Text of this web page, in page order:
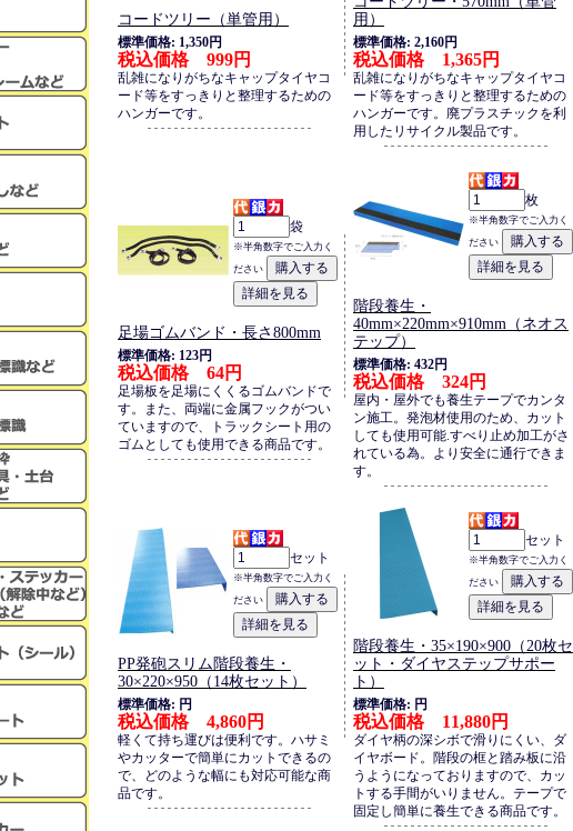
コードツリー（単管用）
標準価格: 1,350円
税込価格 999円
乱雑になりがちなキャップタイヤコ
ード等をすっきりと整理するための
ハンガーです。
用）
標準価格: 2,160円
税込価格 1,365円
乱雑になりがちなキャップタイヤコ
ード等をすっきりと整理するための
ハンガーです。廃プラスチックを利
用したリサイクル製品です。
袋
※半角数字でご入力く
ださい
足場ゴムバンド・長さ800mm
標準価格: 123円
税込価格 64円
足場板を足場にくくるゴムバンドで
す。また、両端に金属フックがつい
ていますので、トラックシート用の
ゴムとしても使用できる商品です。
枚
※半角数字でご入力く
ださい
階段養生・
40mm×220mm×910mm（ネオス
テップ）
標準価格: 432円
税込価格 324円
屋内・屋外でも養生テープでカンタ
ン施工。発泡材使用のため、カット
しても使用可能.すべり止め加工がさ
れている為。より安全に通行できま
す。
セット
※半角数字でご入力く
ださい
PP発砲スリム階段養生・
30×220×950（14枚セット）
標準価格: 円
税込価格 4,860円
軽くて持ち運びは便利です。ハサミ
やカッターで簡単にカットできるの
で、どのような幅にも対応可能な商
品です。
セット
※半角数字でご入力く
ださい
階段養生・35×190×900（20枚セ
ット・ダイヤステップサポー
ト）
標準価格: 円
税込価格 11,880円
ダイヤ柄の深シボで滑りにくい、ダ
イヤボード。階段の框と踏み板に沿
うようになっておりますので、カッ
トする手間がいりません。テープで
固定し簡単に養生できる商品です。